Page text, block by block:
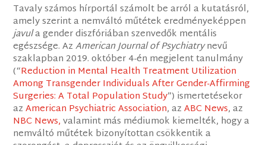
Tavaly számos hírportál számolt be arról a kutatásról,
amely szerint a nemváltó műtétek eredményeképpen
javula gender diszfóriában szenvedők mentális
egészsége. AzAmerican Journal of Psychiatrynevű
szaklapban 2019. október 4-én megjelent tanulmány
(“Reduction in Mental Health Treatment Utilization
Among Transgender Individuals After Gender-Affirming
Surgeries: A Total Population Study”) ismertetésekor
azAmerican Psychiatric Association, azABC News, az
NBC News,valamint más médiumok kiemelték, hogy a
nemváltó műtétek bizonyítottan csökkentik a